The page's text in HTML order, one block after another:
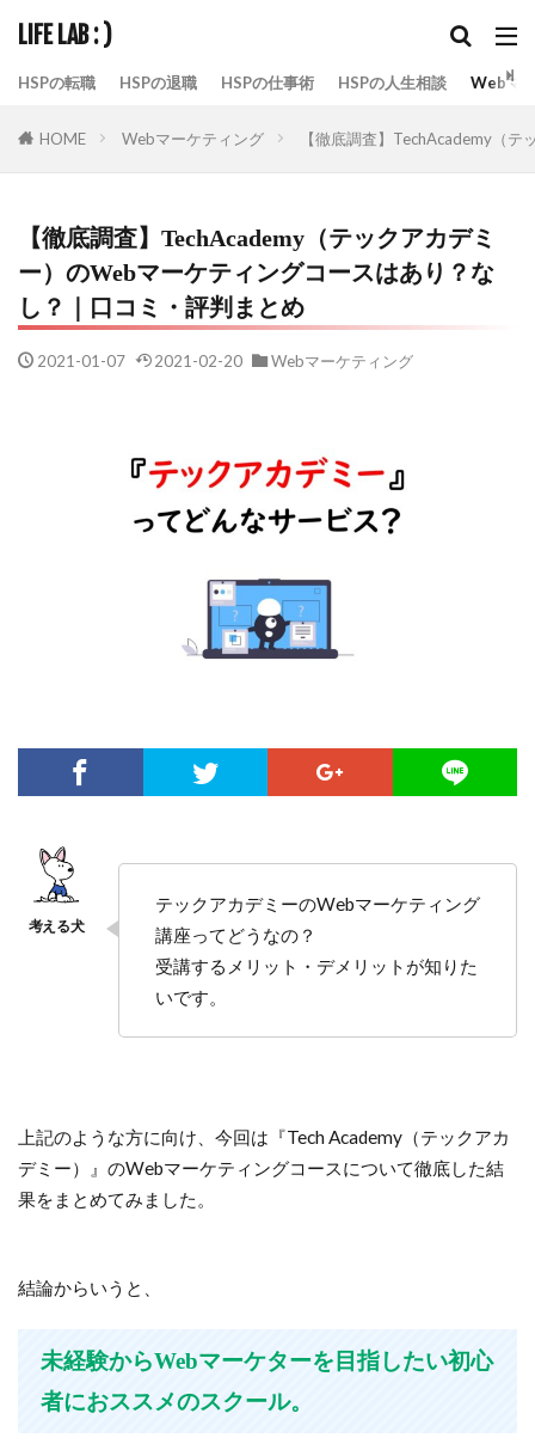
LIFE LAB : )
HSPの転職 HSPの退職 HSPの仕事術 HSPの人生相談 Webマ
HOME Webマーケティング 【徹底調査】TechAcademy（
【徹底調査】TechAcademy（テックアカデミ
ー）のWebマーケティングコースはあり？な
し？｜口コミ・評判まとめ
2021-01-07 2021-02-20 Webマーケティング
テックアカデミーのWebマーケティング
講座ってどうなの？
受講するメリット・デメリットが知りた
いです。
上記のような方に向け、今回は『Tech Academy（テックアカ
デミー）』のWebマーケティングコースについて徹底した結
果をまとめてみました。
結論からいうと、
未経験からWebマーケターを目指したい初心
者におススメのスクール。